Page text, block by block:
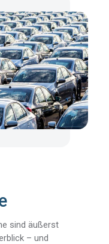
sind äußerst
– und